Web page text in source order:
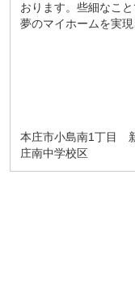
おります。些細なこ
夢のマイホームを実現
本庄市小島南1丁目
庄南中学校区